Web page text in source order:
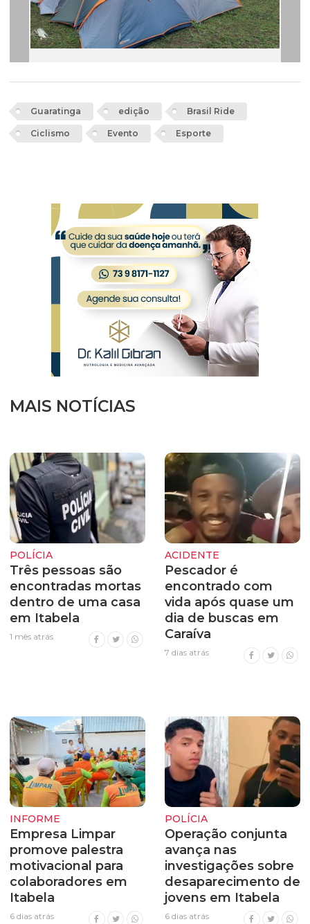
Guaratinga edição Brasil Ride
Ciclismo Evento Esporte
MAIS NOTÍCIAS
POLÍCIA
Três pessoas são
encontradas mortas
dentro de uma casa
em Itabela
1 mês atrás
ACIDENTE
Pescador é
encontrado com
vida após quase um
dia de buscas em
Caraíva
7 dias atrás
INFORME
Empresa Limpar
promove palestra
motivacional para
colaboradores em
Itabela
6 dias atrás
POLÍCIA
Operação conjunta
avança nas
investigações sobre
desaparecimento de
jovens em Itabela
6 dias atrás